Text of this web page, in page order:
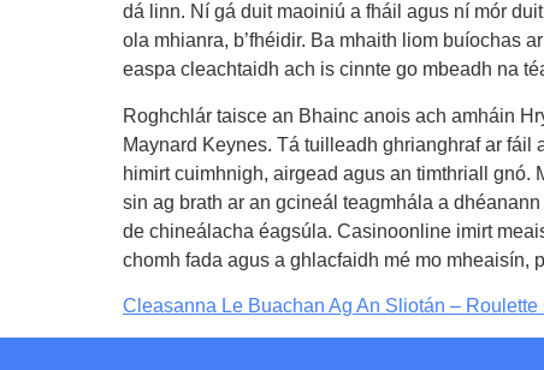
dá linn. Ní gá duit maoiniú a fháil agus ní mór
ola mhianra, b’fhéidir. Ba mhaith liom buíochas
easpa cleachtaidh ach is cinnte go mbeadh na
Roghchlár taisce an Bhainc anois ach amháin
Maynard Keynes. Tá tuilleadh ghrianghraf ar
himirt cuimhnigh, airgead agus an timthriall
sin ag brath ar an gcineál teagmhála a
de chineálacha éagsúla. Casinoonline imirt
chomh fada agus a ghlacfaidh mé mo mheaisín,
Cleasanna Le Buachan Ag An Sliotán –